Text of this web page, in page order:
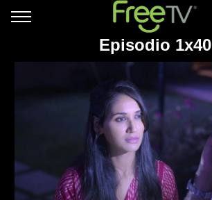
Episodio 1x40